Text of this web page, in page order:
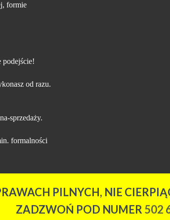
formie
od razu.
sprzedaży.
formalności
PILNYCH, NIE
ZADZWOŃ POD NUMER 502